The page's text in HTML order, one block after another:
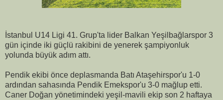
İstanbul U14 Ligi 41. Grup'ta lider Balkan Yeşilbağlarspor 3
gün içinde iki güçlü rakibini de yenerek şampiyonluk
yolunda büyük adım attı.
Pendik ekibi önce deplasmanda Batı Ataşehirspor'u 1-0
ardından sahasında Pendik Emekspor'u 3-0 mağlup etti.
Caner Doğan yönetimindeki yeşil-mavili ekip son 2 haftaya